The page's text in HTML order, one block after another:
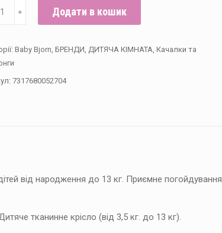
﹢ Додати в кошик
Baby Bjorn, БРЕНДИ, ДИТЯЧА КІМНАТА, Качалки та
7317680052704
від народження до 13 кг. Приємне погойдування
тканинне крісло (від 3,5 кг. до 13 кг).